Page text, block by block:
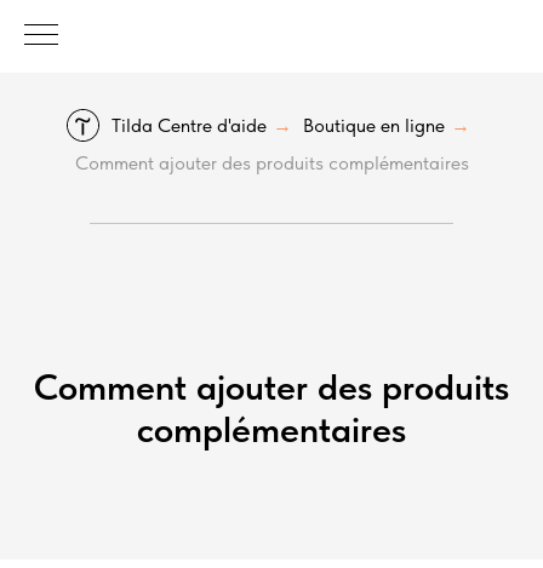
Tilda Centre d'aide → Boutique en ligne →
Comment ajouter des produits complémentaires
Comment ajouter des produits
complémentaires